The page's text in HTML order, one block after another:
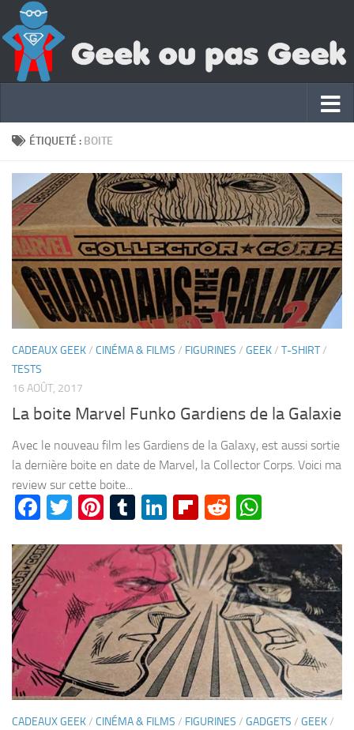
ÉTIQUETÉ : BOITE
CADEAUX GEEK/ CINÉMA & FILMS / FIGURINES / GEEK/ T-SHIRT/
TESTS
16 AOÛT, 2017
La boite Marvel Funko Gardiens de la Galaxie
Avec le nouveau film les Gardiens de la Galaxy, est aussi sortie
la dernière boite en date de Marvel, la Collector Corps. Voici ma
review sur cette boite...
Facebook
Twitter
Pinterest
Tumblr
LinkedIn
Flipboard
Reddit
CADEAUX GEEK/ CINÉMA & FILMS / FIGURINES / GADGETS / GEEK/